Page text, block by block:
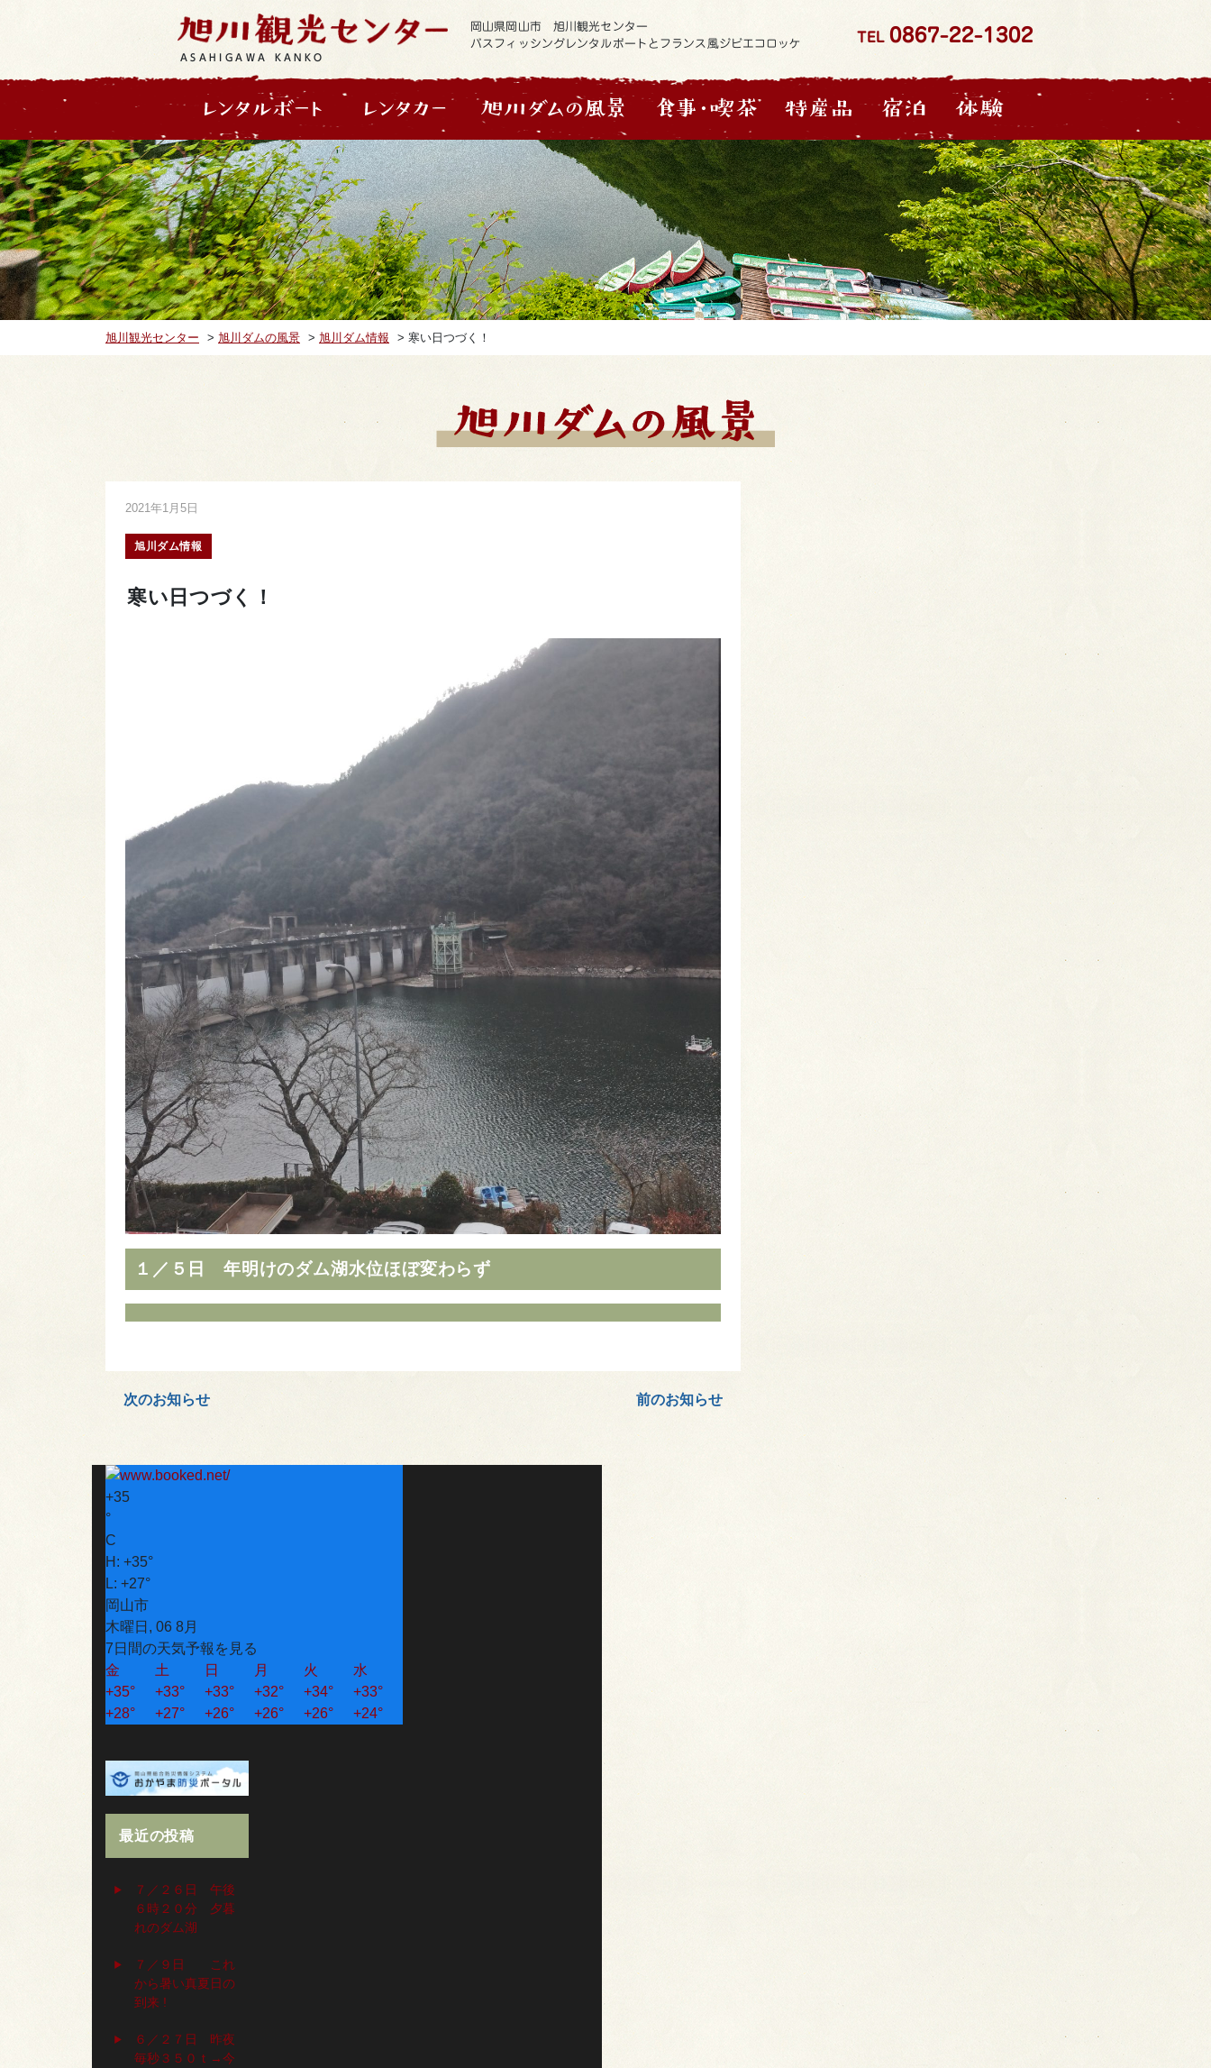
ASAHIGAWA KANKO
岡山県岡山市 旭川観光センター
バスフィッシングレンタルボートとフランス風ジビエコロッケ
TEL 0867-22-1302
旭川観光センター > 旭川ダムの風景 > 旭川ダム情報 > 寒い日つづく！
2021年1月5日
旭川ダム情報
寒い日つづく！
１／５日 年明けのダム湖水位ほぼ変わらず
次のお知らせ 前のお知らせ
+35
°
C
H: +35°
L: +27°
岡山市
木曜日, 06 8月
7日間の天気予報を見る
金
土 日 月 火
水
+35° +33° +33° +32° +34° +33°
+28° +27° +26° +26° +26° +24°
最近の投稿
７／２６日 午後
６時２０分 夕暮
れのダム湖
７／９日 これ
から暑い真夏日の
到来 !
６／２７日 昨夜
毎秒３５０ｔ→今